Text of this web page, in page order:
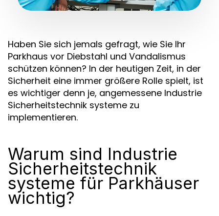
Haben Sie sich jemals gefragt, wie Sie Ihr
Parkhaus vor Diebstahl und Vandalismus
schützen können? In der heutigen Zeit, in der
Sicherheit eine immer größere Rolle spielt, ist
es wichtiger denn je, angemessene Industrie
Sicherheitstechnik systeme zu
implementieren.
Warum sind Industrie
Sicherheitstechnik
systeme für Parkhäuser
wichtig?